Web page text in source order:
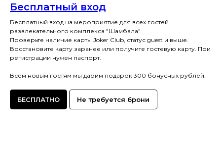
Бесплатный вход
Бесплатный вход на мероприятие для всех гостей
развлекательного комплекса "Шамбала".
Проверьте наличие карты Joker Club, статус guest и выше.
Восстановите карту заранее или получите гостевую карту. При
регистрации нужен паспорт.
Всем новым гостям мы дарим подарок 300 бонусных рублей.
БЕСПЛАТНО Не требуется брони